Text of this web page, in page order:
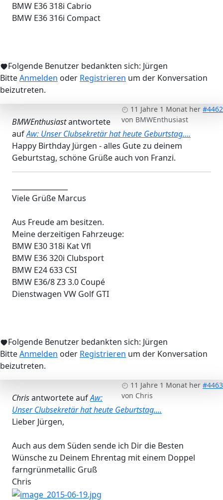
BMW E36 318i Cabrio
BMW E36 316i Compact
Folgende Benutzer bedankten sich: Jürgen
BitteAnmelden oder Registrieren um der Konversation
beizutreten.
11 Jahre 1 Monat her #4462
von BMWEnthusiast
BMWEnthusiastantwortete
aufAw: Unser Clubsekretär hat heute Geburtstag....
Happy Birthday Jürgen - alles Gute zu deinem
Geburtstag, schöne Grüße auch von Franzi.
Viele Grüße Marcus
Aus Freude am besitzen.
Meine derzeitigen Fahrzeuge:
BMW E30 318i Kat Vfl
BMW E36 320i Clubsport
BMW E24 633 CSI
BMW E36/8 Z3 3.0 Coupé
Dienstwagen VW Golf GTI
Folgende Benutzer bedankten sich: Jürgen
BitteAnmelden oder Registrieren um der Konversation
beizutreten.
11 Jahre 1 Monat her #4463
von Chris
Chrisantwortete aufAw:
Unser Clubsekretär hat heute Geburtstag....
Lieber Jürgen,
Auch aus dem Süden sende ich Dir die Besten
Wünsche zu Deinem Ehrentag mit einem Doppel
farngrünmetallic Gruß
Chris